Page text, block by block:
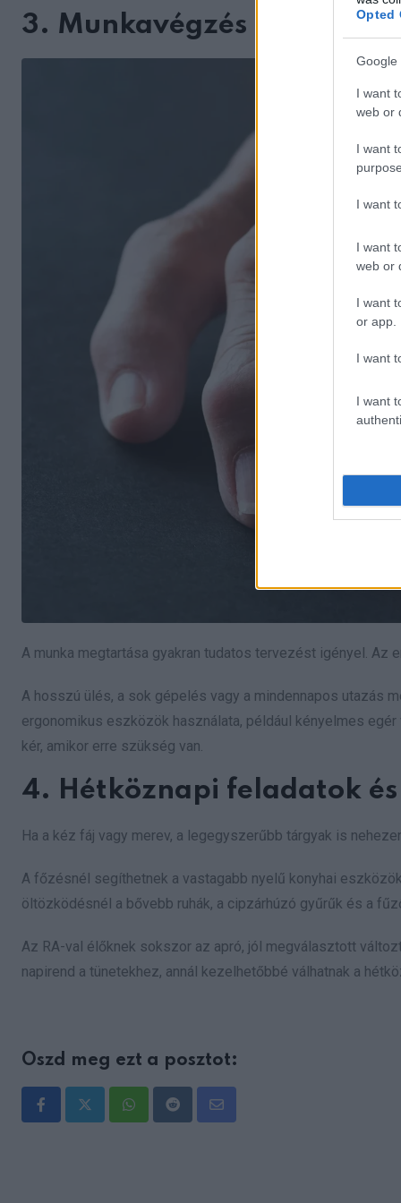
Opted
Google
I want
web or
I want
I want
I want
web or
I want
or app.
I want
I want
3. Munkavégzés és napi
A munka megtartása gyakran tudatos tervezést igényel.
A hosszú ülés, a sok gépelés vagy a mindennapos utazás
ergonomikus eszközök használata, például kényelmes
kér, amikor erre szükség van.
4. Hétköznapi feladatok
Ha a kéz fáj vagy merev, a legegyszerűbb tárgyak is
A főzésnél segíthetnek a vastagabb nyelű konyhai
öltözködésnél a bővebb ruhák, a cipzárhúzó gyűrűk és a
Az RA-val élőknek sokszor az apró, jól megválasztott
napirend a tünetekhez, annál kezelhetőbbé válhatnak a
Oszd meg ezt a posztot:
WhatsappRedditShare